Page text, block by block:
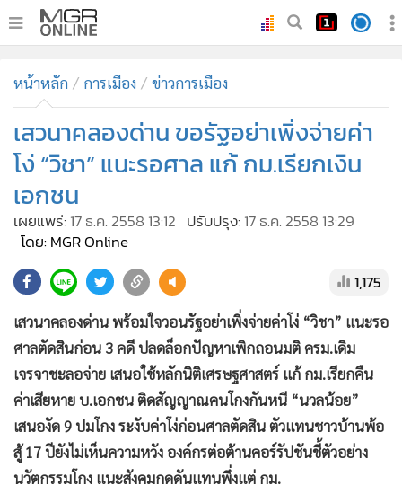
ทันเหตุการณ์
• ภาคใต้
• ภูมิภาค
• บันเทิง
ผู้จัดการรายวัน
• ละคร
• CbizReview
• Cyber BIZ
• ผู้จัดกวน
• Good health & Well-being
• Green Innovation & SD
• Management & HR
• MGR Live
หน้าหลัก การเมือง ข่าวการเมือง
เสวนาคลองด่าน ขอรัฐอย่าเพิ่งจ่ายค่า
โง่ “วิชา” แนะรอศาล แก้ กม.เรียกเงิน
เอกชน
เผยแพร่: 17 ธ.ค. 2558 13:12 ปรับปรุง: 17 ธ.ค. 2558 13:29
โดย: MGR Online
1,175
เสวนาคลองด่าน พร้อมใจวอนรัฐอย่าเพิ่งจ่ายค่าโง่ “วิชา” แนะรอ
ศาลตัดสินก่อน 3 คดี ปลดล็อกปัญหาเพิกถอนมติ ครม.เดิม
เจรจาชะลอจ่าย เสนอใช้หลักนิติเศรษฐศาสตร์ แก้ กม.เรียกคืน
ค่าเสียหาย บ.เอกชน ติดสัญญาณคนโกงกันหนี “นวลน้อย”
เสนองัด 9 ปมโกง ระงับค่าโง่ก่อนศาลตัดสิน ตัวแทนชาวบ้านพ้อ
สู้ 17 ปียังไม่เห็นความหวัง องค์กรต่อต้านคอร์รัปชันชี้ตัวอย่าง
นวัตกรรมโกง แนะสังคมกดดันแทนพึ่งแต่ กม.